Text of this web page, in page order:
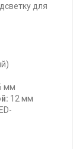
для
мм
12 мм